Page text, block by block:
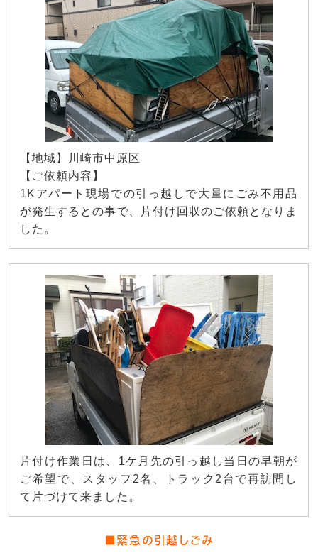
【地域】川崎市中原区
【ご依頼内容】
1Kアパート現場での引っ越しで大量にごみ不用品
が発生するとの事で、片付け回収のご依頼となりま
した。
片付け作業日は、1ケ月先の引っ越し当日の早朝が
ご希望で、スタッフ2名、トラック2台で再訪問し
て片づけて来ました。
■緊急の引越しごみ